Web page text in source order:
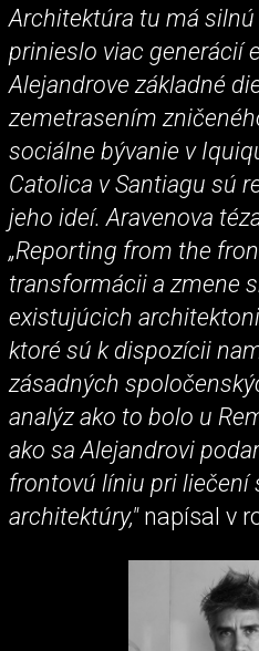
Architektúra tu má
prinieslo viac generácií
Alejandrove základné
zemetrasením
sociálne bývanie v
Catolica v Santiagu sú
jeho ideí. Aravenova
„Reporting from the
transformácii a zmene
existujúcich
ktoré sú k dispozícii
zásadných
analýz ako to bolo u
ako sa Alejandrovi
frontovú líniu pri liečení
architektúry," napísal v